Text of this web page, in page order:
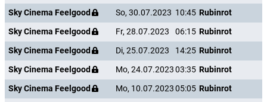
Sky Cinema Feelgood
So, 30.07.2023 10:45 Rubinrot
Sky Cinema Feelgood
Fr, 28.07.2023 06:15 Rubinrot
Sky Cinema Feelgood
Di, 25.07.2023 14:25 Rubinrot
Sky Cinema Feelgood
Mo, 24.07.202303:35 Rubinrot
Sky Cinema Feelgood
Mo, 10.07.202305:05 Rubinrot